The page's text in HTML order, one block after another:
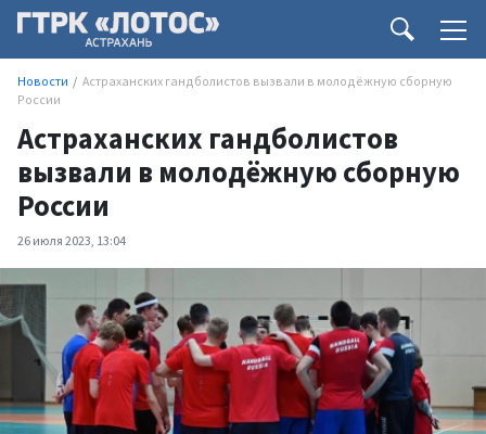
Новости
Астраханских гандболистов вызвали в молодёжную сборную
России
Астраханских гандболистов
вызвали в молодёжную сборную
России
26 июля 2023, 13:04